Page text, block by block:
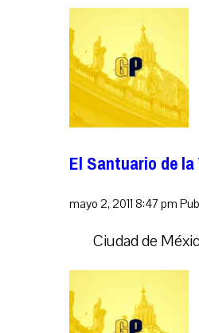
El Santuario de
mayo 2, 2011 8:47 pm
Ciudad de